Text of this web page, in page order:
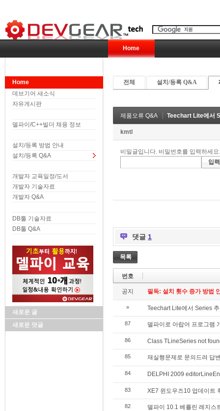
Home
Home
데브기어 새소식
자유게시판
델파이/C++빌더 채용 정보
설치/등록 방법 안내
설치/등록 Q&A
개발자 교육일정/도서
개발자 기술자료
개발자 Q&A
DB툴 기술자료
DB툴 Q&A
새로운 글
새로운 덧글
전체 설치/등록 Q&A
제품오류 Q&A Teechart Lite에서
kmtl
비밀글입니다. 비밀번호를 입력하세요.
댓글 1
목록
번호
공지 필독: 설치 횟수 증가 방법
» Teechart Lite에서 Series
87 델파이로 아랍어 프로그램
86 Class TLineSeries not
85 재실행문제로 문의드려 답
84 DELPHI 2009
83 XE7 윈도우즈10 업데이트
82 델파이 10.1 베를린 레지스